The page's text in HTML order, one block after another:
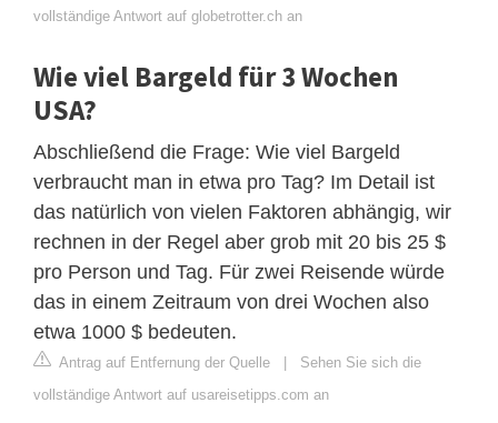
vollständige Antwort auf globetrotter.ch an
Wie viel Bargeld für 3 Wochen
USA?
Abschließend die Frage: Wie viel Bargeld
verbraucht man in etwa pro Tag? Im Detail ist
das natürlich von vielen Faktoren abhängig, wir
rechnen in der Regel aber grob mit 20 bis 25 $
pro Person und Tag. Für zwei Reisende würde
das in einem Zeitraum von drei Wochen also
etwa 1000 $ bedeuten.
Antrag auf Entfernung der Quelle | Sehen Sie sich die
vollständige Antwort auf usareisetipps.com an